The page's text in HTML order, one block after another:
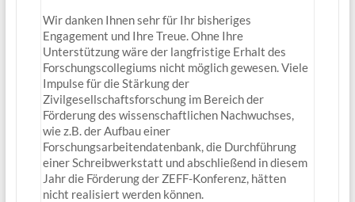
Wir danken Ihnen sehr für Ihr bisheriges
Engagement und Ihre Treue. Ohne Ihre
Unterstützung wäre der langfristige Erhalt des
Forschungscollegiums nicht möglich gewesen. Viele
Impulse für die Stärkung der
Zivilgesellschaftsforschung im Bereich der
Förderung des wissenschaftlichen Nachwuchses,
wie z.B. der Aufbau einer
Forschungsarbeitendatenbank, die Durchführung
einer Schreibwerkstatt und abschließend in diesem
Jahr die Förderung der ZEFF-Konferenz, hätten
nicht realisiert werden können.